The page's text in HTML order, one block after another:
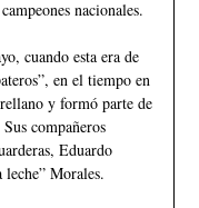
nacionales.
cuando esta era de
en el tiempo en
y formó parte de
compañeros
Eduardo
Morales.